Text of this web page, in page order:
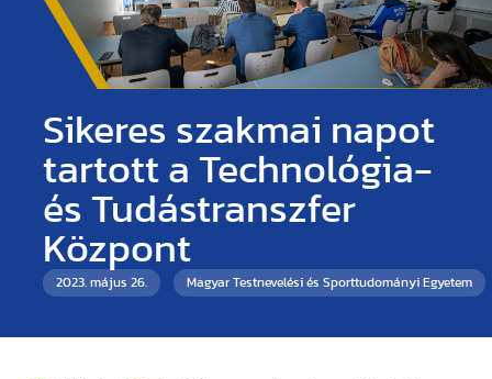
Sikeres szakmai napot
tartott a Technológia-
és Tudástranszfer
Központ
2023. május 26. Magyar Testnevelési és Sporttudományi Egyetem